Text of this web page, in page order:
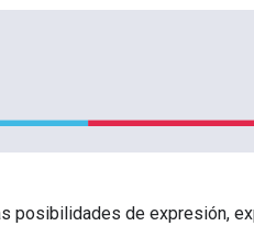
posibilidades de expresión,